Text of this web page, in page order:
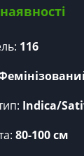
116
Indica/
80-100 см